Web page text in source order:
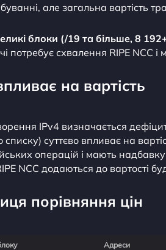
але загальна вартість
блоки (/19 та більше, 8
потребує схвалення RIPE NCC і
на вартість
IPv4 визначається
списку) суттєво впливає на
операцій і мають
NCC додаються до вартості
порівняння цін
Адреси